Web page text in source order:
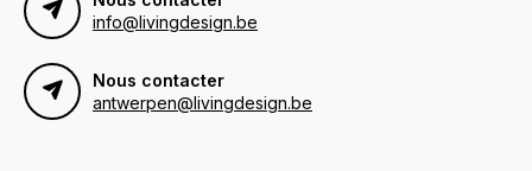
info@livingdesign.be
Nous contacter
antwerpen@livingdesign.be